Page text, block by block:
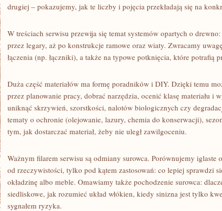
drugiej – pokazujemy, jak te liczby i pojęcia przekładają się na
W treściach serwisu przewija się temat systemów opartych o
przez legary, aż po konstrukcje ramowe oraz wiaty. Zwracamy
łączenia (np. łączniki), a także na typowe potknięcia, które potrafią
Duża część materiałów ma formę poradników i DIY. Dzięki temu
przez planowanie pracy, dobrać narzędzia, ocenić klasę materiału i
uniknąć skrzywień, szorstkości, nalotów biologicznych czy
tematy o ochronie (olejowanie, lazury, chemia do konserwacji),
tym, jak dostarczać materiał, żeby nie uległ zawilgoceniu.
Ważnym filarem serwisu są odmiany surowca. Porównujemy iglaste
od rzeczywistości, tylko pod kątem zastosowań: co lepiej sprawdzi
okładzinę albo meble. Omawiamy także pochodzenie surowca:
siedliskowe, jak rozumieć układ włókien, kiedy sinizna jest tylko
sygnałem ryzyka.